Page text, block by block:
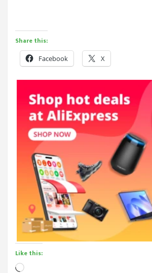
Share this:
Facebook X
Like this:
Loading…